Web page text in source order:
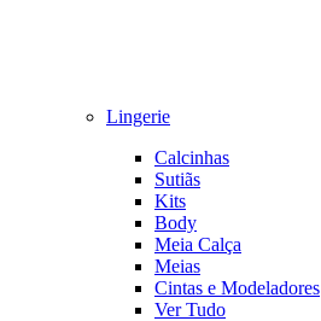
Lingerie
Calcinhas
Sutiãs
Kits
Body
Meia Calça
Meias
Cintas e Modeladores
Ver Tudo